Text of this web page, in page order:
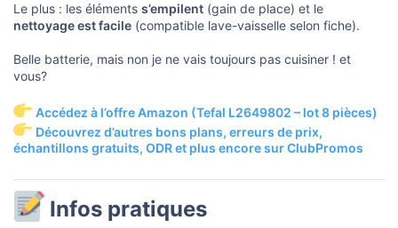
Le plus : les éléments s’empilent (gain de place) et le
nettoyage est facile (compatible lave-vaisselle selon fiche).
Belle batterie, mais non je ne vais toujours pas cuisiner ! et
vous?
Accédez à l’offre Amazon (Tefal L2649802 – lot 8 pièces)
Découvrez d’autres bons plans, erreurs de prix,
échantillons gratuits, ODR et plus encore sur ClubPromos
Infos pratiques​